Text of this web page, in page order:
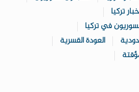
تركيا
في تركيا
العودة القسرية